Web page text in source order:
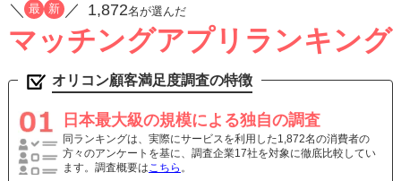
／ 最 新 ／ 1,872名が選んだ
マッチングアプリランキング
オリコン顧客満足度調査の特徴
日本最大級の規模による独自の調査
同ランキングは、実際にサービスを利用した1,872名の消費者の
方々のアンケートを基に、調査企業17社を対象に徹底比較してい
ます。調査概要はこちら 。